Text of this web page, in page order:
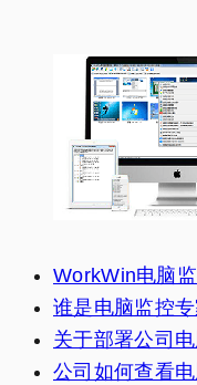
WorkWin电脑
谁是电脑监控
关于部署公司
公司如何查看